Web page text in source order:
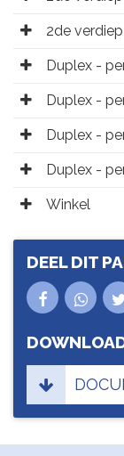
2de verdiep
Duplex -
Duplex -
Duplex -
Duplex -
Winkel
DEEL DIT